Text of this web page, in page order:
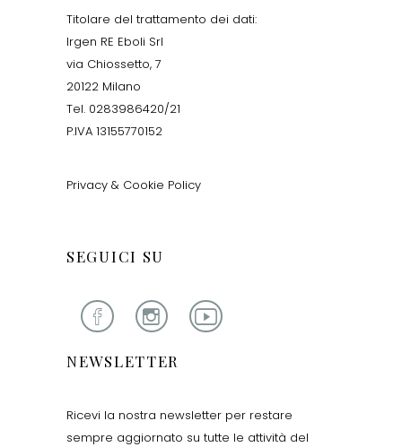
Titolare del trattamento dei dati:
Irgen RE Eboli Srl
via Chiossetto, 7
20122 Milano
Tel. 0283986420/21
P.IVA 13155770152
Privacy & Cookie Policy
SEGUICI SU
NEWSLETTER
Ricevi la nostra newsletter per restare
sempre aggiornato su tutte le attività del